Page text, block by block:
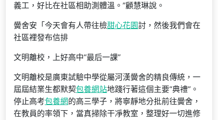
義工，好比在社區相助測體溫。”顧慧琳說。
黌舍安「今天會有人帶往檢甜心花園討，然後我們會在
社區裡發布信排
文明離校，上好高中“最后一課”
文明離校是廣東試驗中學從屬河漢黌舍的精良傳統，一
屆屆結業生都默契包養網站地踐行著這個主要“典禮”。
停止高考包養網的高三學子，將寧靜地分批前往黌舍，
在教員的率領下，當真掃除干凈教室，整理好一切進修